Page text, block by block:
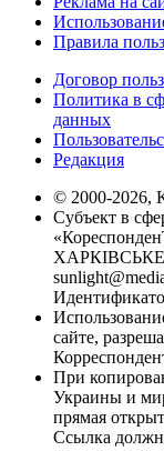
Правила
Договор
Политика в
данных
Редакция
© 2000-2026,
Субъект в
ХАРКІВСЬКЕ
сайте,
При
Украины и
прямая
Ссылка